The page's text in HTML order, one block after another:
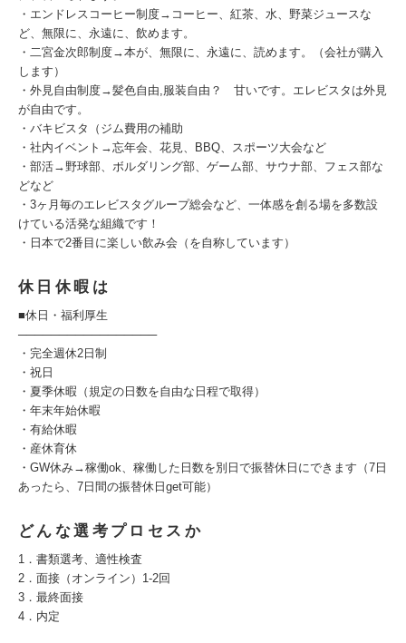
・エンドレスコーヒー制度→コーヒー、紅茶、水、野菜ジュースな
ど、無限に、永遠に、飲めます。
・二宮金次郎制度→本が、無限に、永遠に、読めます。（会社が購入
します）
・外見自由制度→髪色自由,服装自由？ 甘いです。エレビスタは外見
が自由です。
・バキビスタ（ジム費用の補助
・社内イベント→忘年会、花見、BBQ、スポーツ大会など
・部活→野球部、ボルダリング部、ゲーム部、サウナ部、フェス部な
どなど
・3ヶ月毎のエレビスタグループ総会など、一体感を創る場を多数設
けている活発な組織です！
・日本で2番目に楽しい飲み会（を自称しています）
休日休暇は
■休日・福利厚生
─────────────────
・完全週休2日制
・祝日
・夏季休暇（規定の日数を自由な日程で取得）
・年末年始休暇
・有給休暇
・産休育休
・GW休み→稼働ok、稼働した日数を別日で振替休日にできます（7日
あったら、7日間の振替休日get可能）
どんな選考プロセスか
1．書類選考、適性検査
2．面接（オンライン）1-2回
3．最終面接
4．内定